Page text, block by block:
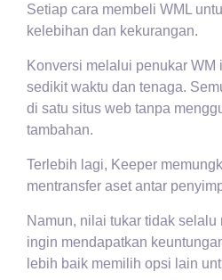
Setiap cara membeli WML
kelebihan dan kekurangan.
Konversi melalui penukar WM
sedikit waktu dan tenaga.
di satu situs web tanpa
tambahan.
Terlebih lagi, Keeper
mentransfer aset antar
Namun, nilai tukar tidak selalu
ingin mendapatkan
lebih baik memilih opsi lain